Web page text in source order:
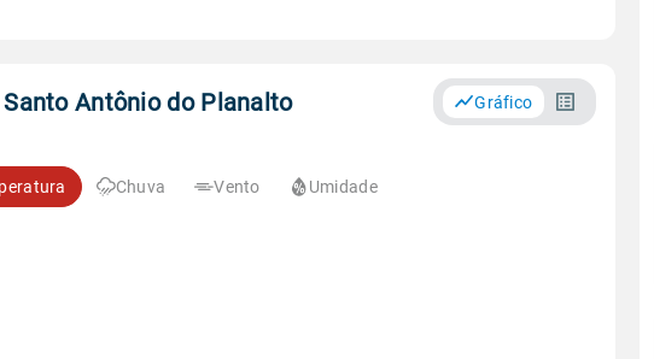
Antônio do Planalto Gráfico
Chuva Vento Umidade